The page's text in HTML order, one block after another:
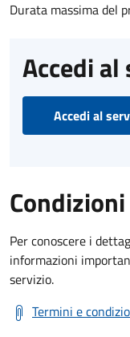
Durata massima del
Accedi
Accedi al
Per conoscere i
informazioni
servizio.
Termini e